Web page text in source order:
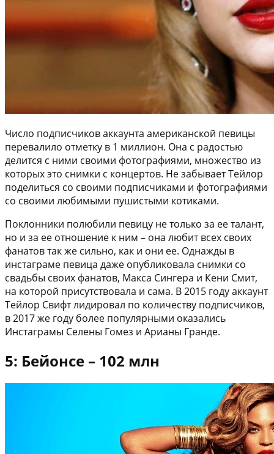
Число подписчиков аккаунта американской певицы
перевалило отметку в 1 миллион. Она с радостью
делится с ними своими фотографиями, множество из
которых это снимки с концертов. Не забывает Тейлор
поделиться со своими подписчиками и фотографиями
со своими любимыми пушистыми котиками.
Поклонники полюбили певицу не только за ее талант,
но и за ее отношение к ним – она любит всех своих
фанатов так же сильно, как и они ее. Однажды в
инстаграме певица даже опубликовала снимки со
свадьбы своих фанатов, Макса Сингера и Кени Смит,
на которой присутствовала и сама. В 2015 году аккаунт
Тейлор Свифт лидировал по количеству подписчиков,
в 2017 же году более популярными оказались
Инстаграмы Селены Гомез и Арианы Гранде.
5: Бейонсе – 102 млн